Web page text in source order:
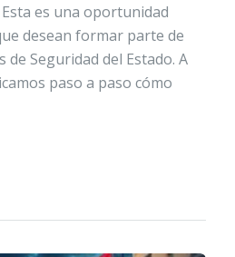
es una oportunidad
desean formar parte de
de Seguridad del Estado. A
paso a paso cómo